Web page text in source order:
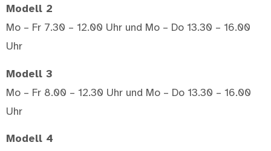
Modell 2
Mo – Fr 7.30 – 12.00 Uhr und Mo – Do 13.30 – 16.00
Uhr
Modell 3
Mo – Fr 8.00 – 12.30 Uhr und Mo – Do 13.30 – 16.00
Uhr
Modell 4